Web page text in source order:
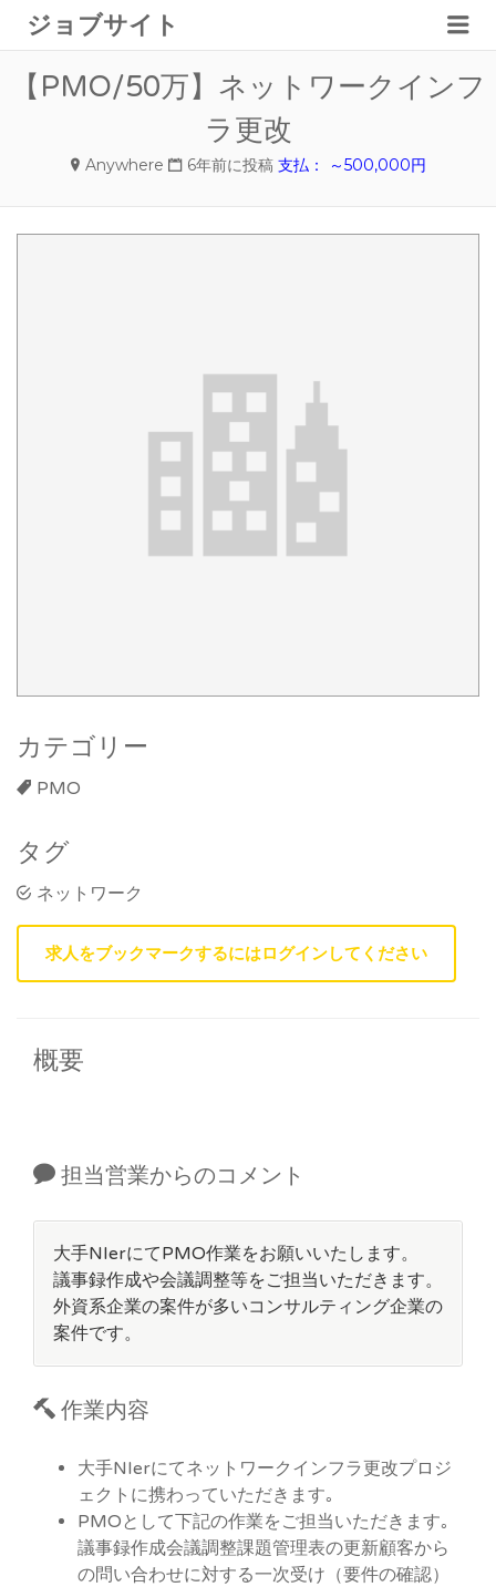
ジョブサイト
メ
ニ
ュ
ー
【PMO/50万】ネットワークインフ
ラ更改
Anywhere 6年前に投稿 支払： ～500,000円
カテゴリー
PMO
タグ
ネットワーク
求人をブックマークするにはログインしてください
概要
担当営業からのコメント
大手NIerにてPMO作業をお願いいたします。
議事録作成や会議調整等をご担当いただきます。
外資系企業の案件が多いコンサルティング企業の
案件です。
作業内容
大手NIerにてネットワークインフラ更改プロジ
ェクトに携わっていただきます｡
PMOとして下記の作業をご担当いただきます｡
議事録作成会議調整課題管理表の更新顧客から
の問い合わせに対する一次受け（要件の確認）